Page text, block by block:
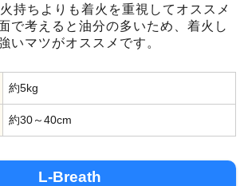
持ちよりも着火を重視してオススメ
で考えると油分の多いため、着火し
いマツがオススメです。
約5kg
約30～40cm
L-Breath